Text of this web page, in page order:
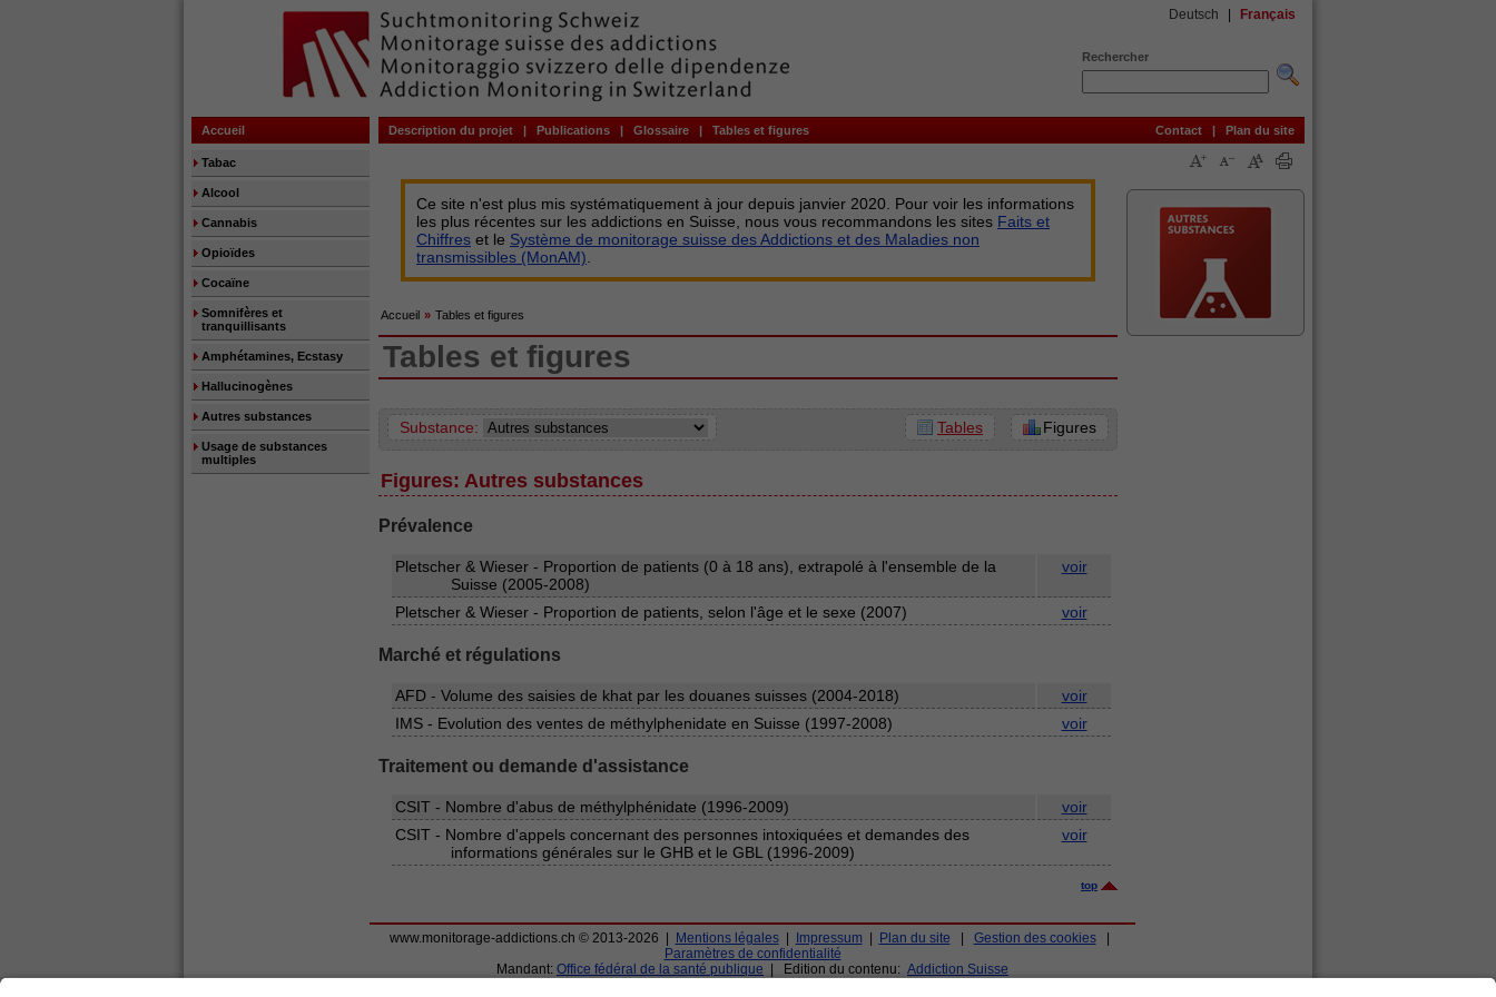
Deutsch Français
Rechercher
Accueil Contact | Plan du site
Description du projet | Publications | Glossaire | Tables et figures
Tabac
Alcool
Cannabis
Opioïdes
Cocaïne
Somnifères et
tranquillisants
Amphétamines, Ecstasy
Hallucinogènes
Autres substances
Usage de substances
multiples
Ce site n'est plus mis systématiquement à jour depuis janvier 2020. Pour voir les informations
les plus récentes sur les addictions en Suisse, nous vous recommandons les sites Faits et
Chiffres et le Système de monitorage suisse des Addictions et des Maladies non
transmissibles (MonAM)
Accueil » Tables et figures
Tables et figures
Substance: Tables Figures
Figures: Autres substances
Prévalence
Pletscher & Wieser - Proportion de patients (0 à 18 ans), extrapolé à l'ensemble de la
Suisse (2005-2008)
voir
Pletscher & Wieser - Proportion de patients, selon l'âge et le sexe (2007) voir
Marché et régulations
AFD - Volume des saisies de khat par les douanes suisses (2004-2018)
voir
IMS - Evolution des ventes de méthylphenidate en Suisse (1997-2008)
voir
Traitement ou demande d'assistance
CSIT - Nombre d'abus de méthylphénidate (1996-2009)
voir
CSIT - Nombre d'appels concernant des personnes intoxiquées et demandes des
informations générales sur le GHB et le GBL (1996-2009)
voir
top
www.monitorage-addictions.ch © 2013-2026 | Mentions légales| Impressum Plan du site Gestion des cookies|
Paramètres de confidentialité
Mandant: Office fédéral de la santé publique | Edition du contenu: Addiction Suisse